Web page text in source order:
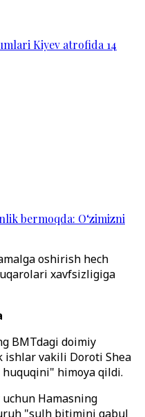
Kiyev atrofida 14
bermoqda: O‘zimizni
oshirish hech
xavfsizligiga
BMTdagi doimiy
ishlar vakili Doroti Shea
himoya qildi.
Hamasning
"sulh bitimini qabul